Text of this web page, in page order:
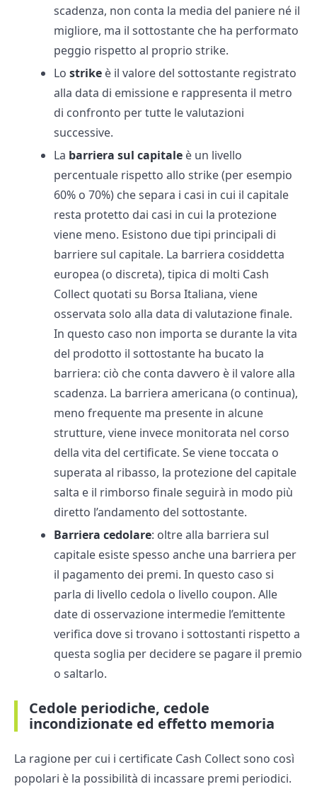
scadenza, non conta la media del paniere né il
migliore, ma il sottostante che ha performato
peggio rispetto al proprio strike.
Lo strike è il valore del sottostante registrato
alla data di emissione e rappresenta il metro
di confronto per tutte le valutazioni
successive.
La barriera sul capitale è un livello
percentuale rispetto allo strike (per esempio
60% o 70%) che separa i casi in cui il capitale
resta protetto dai casi in cui la protezione
viene meno. Esistono due tipi principali di
barriere sul capitale. La barriera cosiddetta
europea (o discreta), tipica di molti Cash
Collect quotati su Borsa Italiana, viene
osservata solo alla data di valutazione finale.
In questo caso non importa se durante la vita
del prodotto il sottostante ha bucato la
barriera: ciò che conta davvero è il valore alla
scadenza. La barriera americana (o continua),
meno frequente ma presente in alcune
strutture, viene invece monitorata nel corso
della vita del certificate. Se viene toccata o
superata al ribasso, la protezione del capitale
salta e il rimborso finale seguirà in modo più
diretto l’andamento del sottostante.
Barriera cedolare: oltre alla barriera sul
capitale esiste spesso anche una barriera per
il pagamento dei premi. In questo caso si
parla di livello cedola o livello coupon. Alle
date di osservazione intermedie l’emittente
verifica dove si trovano i sottostanti rispetto a
questa soglia per decidere se pagare il premio
o saltarlo.
Cedole periodiche, cedole
incondizionate ed effetto memoria
La ragione per cui i certificate Cash Collect sono così
popolari è la possibilità di incassare premi periodici.